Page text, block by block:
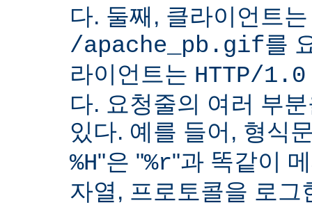
다. 둘째, 클라이언트
/apache_pb.gif를
라이언트는 HTTP/1.0
다. 요청줄의 여러 부
있다. 예를 들어, 형식
%H"은 "%r"과 똑같이
자열, 프로토콜을 로그